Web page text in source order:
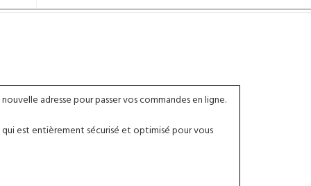
adresse pour passer vos commandes en ligne.
est entièrement sécurisé et optimisé pour vous